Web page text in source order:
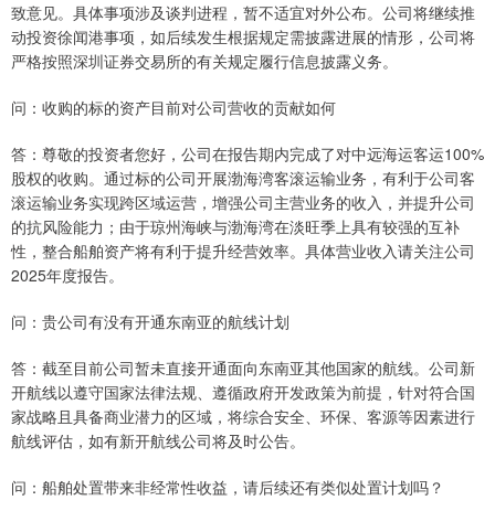
致意见。具体事项涉及谈判进程，暂不适宜对外公布。公司将继续推
动投资徐闻港事项，如后续发生根据规定需披露进展的情形，公司将
严格按照深圳证券交易所的有关规定履行信息披露义务。
问：收购的标的资产目前对公司营收的贡献如何
答：尊敬的投资者您好，公司在报告期内完成了对中远海运客运100%
股权的收购。通过标的公司开展渤海湾客滚运输业务，有利于公司客
滚运输业务实现跨区域运营，增强公司主营业务的收入，并提升公司
的抗风险能力；由于琼州海峡与渤海湾在淡旺季上具有较强的互补
性，整合船舶资产将有利于提升经营效率。具体营业收入请关注公司
2025年度报告。
问：贵公司有没有开通东南亚的航线计划
答：截至目前公司暂未直接开通面向东南亚其他国家的航线。公司新
开航线以遵守国家法律法规、遵循政府开发政策为前提，针对符合国
家战略且具备商业潜力的区域，将综合安全、环保、客源等因素进行
航线评估，如有新开航线公司将及时公告。
问：船舶处置带来非经常性收益，请后续还有类似处置计划吗？